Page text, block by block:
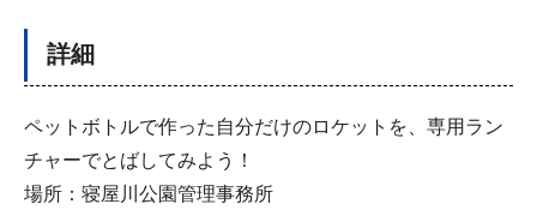
詳細
ペットボトルで作った自分だけのロケットを、専用ラン
チャーでとばしてみよう！
場所：寝屋川公園管理事務所